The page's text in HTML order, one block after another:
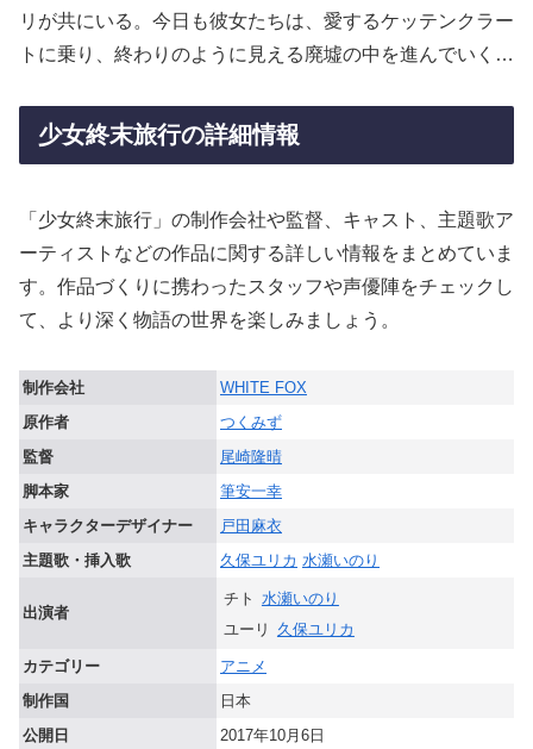
リが共にいる。今日も彼女たちは、愛するケッテンクラー
トに乗り、終わりのように見える廃墟の中を進んでいく…
少女終末旅行の詳細情報
「少女終末旅行」の制作会社や監督、キャスト、主題歌ア
ーティストなどの作品に関する詳しい情報をまとめていま
す。作品づくりに携わったスタッフや声優陣をチェックし
て、より深く物語の世界を楽しみましょう。
制作会社
WHITE FOX
原作者
つくみず
監督
尾崎隆晴
脚本家
筆安一幸
キャラクターデザイナー
戸田麻衣
主題歌・挿入歌
久保ユリカ 水瀬いのり
出演者
チト
水瀬いのり
ユーリ
久保ユリカ
カテゴリー
アニメ
制作国
日本
公開日
2017年10月6日